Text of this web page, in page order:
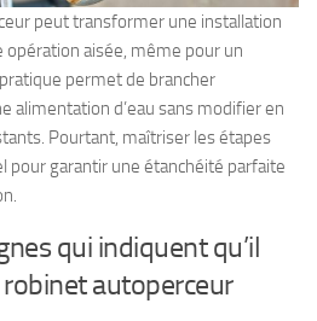
peut transformer une installation
aisée, même pour un
permet de brancher
alimentation d’eau sans modifier en
Pourtant, maîtriser les étapes
pour garantir une étanchéité parfaite
qui indiquent qu’il
autoperceur